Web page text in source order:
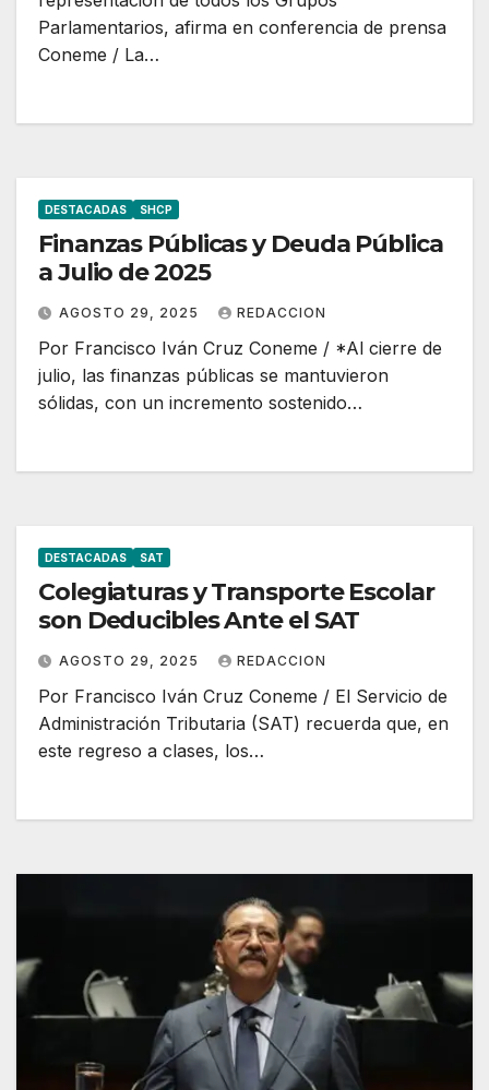
Parlamentarios, afirma en conferencia de prensa
Coneme / La…
DESTACADAS SHCP
Finanzas Públicas y Deuda Pública
a Julio de 2025
AGOSTO 29, 2025 REDACCION
Por Francisco Iván Cruz Coneme / *Al cierre de
julio, las finanzas públicas se mantuvieron
sólidas, con un incremento sostenido…
DESTACADAS SAT
Colegiaturas y Transporte Escolar
son Deducibles Ante el SAT
AGOSTO 29, 2025 REDACCION
Por Francisco Iván Cruz Coneme / El Servicio de
Administración Tributaria (SAT) recuerda que, en
este regreso a clases, los…